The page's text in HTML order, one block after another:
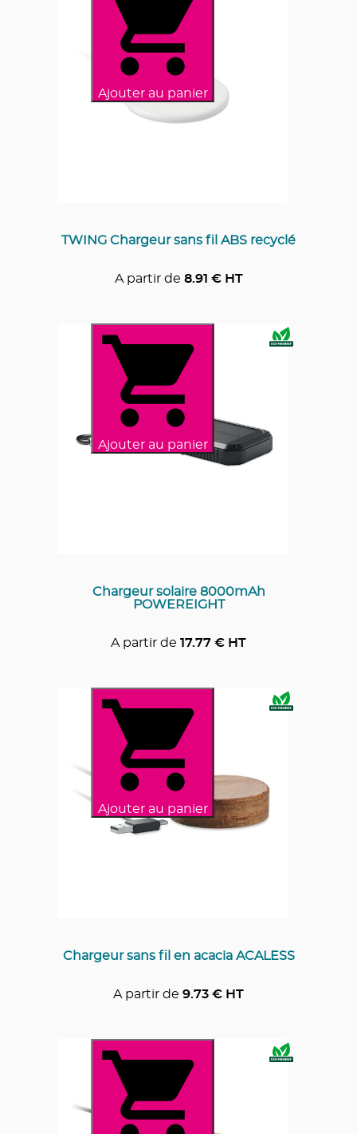
Ajouter au panier
TWING Chargeur sans fil ABS recyclé
A partir de 8.91 € HT
Ajouter au panier
Chargeur solaire 8000mAh
POWEREIGHT
A partir de 17.77 € HT
Ajouter au panier
Chargeur sans fil en acacia ACALESS
A partir de 9.73 € HT